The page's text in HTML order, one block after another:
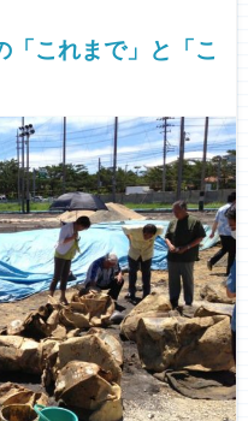
「これまで」と「こ